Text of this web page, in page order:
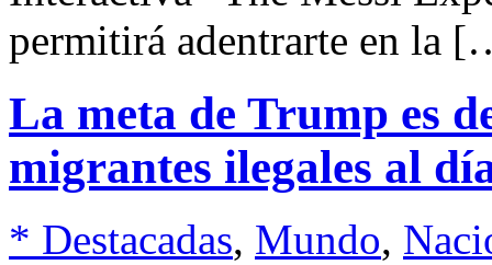
permitirá adentrarte en la
La meta de Trump es
migrantes ilegales al
* Destacadas, Mundo,